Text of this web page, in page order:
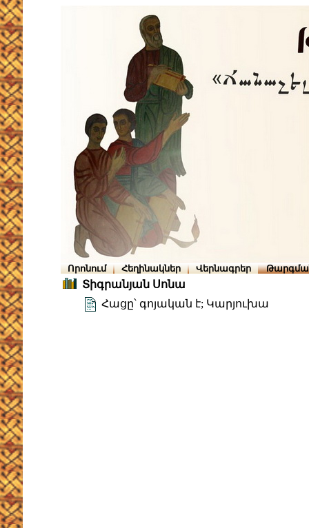
Որոնում Հեղինակներ Վերնագրեր
Տիգրանյան Սոնա
Հացը՝ գոյական է; Կարյուխա